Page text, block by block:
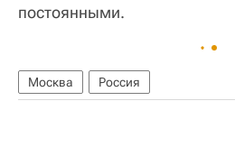
постоянными.
Москва Россия